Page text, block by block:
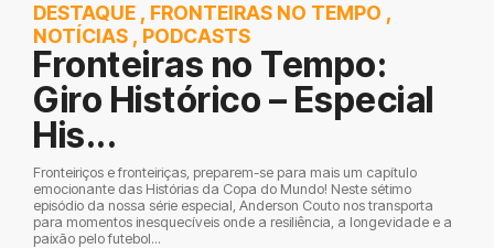
DESTAQUE , FRONTEIRAS NO TEMPO ,
NOTÍCIAS , PODCASTS
Fronteiras no Tempo:
Giro Histórico – Especial
His...
Fronteiriços e fronteiriças, preparem-se para mais um capítulo
emocionante das Histórias da Copa do Mundo! Neste sétimo
episódio da nossa série especial, Anderson Couto nos transporta
para momentos inesquecíveis onde a resiliência, a longevidade e a
paixão pelo futebol...